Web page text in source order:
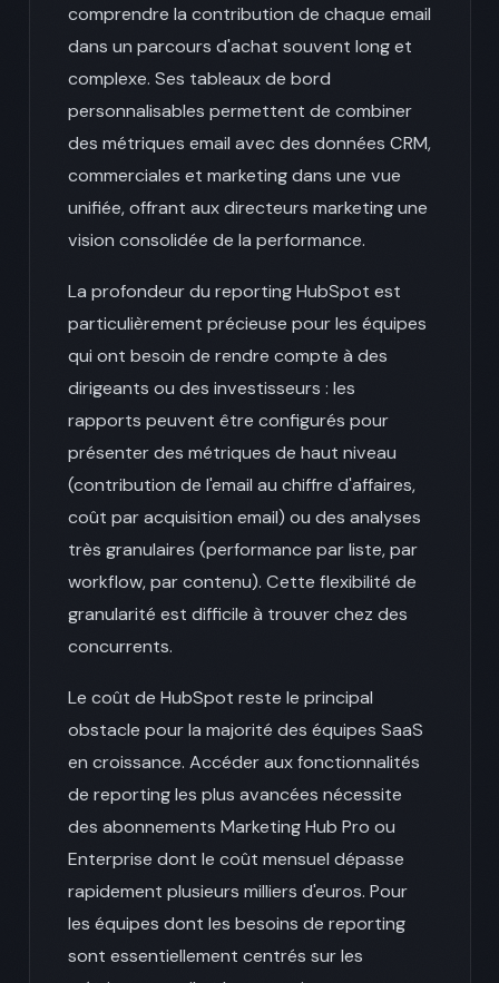
comprendre la contribution de chaque email
dans un parcours d'achat souvent long et
complexe. Ses tableaux de bord
personnalisables permettent de combiner
des métriques email avec des données CRM,
commerciales et marketing dans une vue
unifiée, offrant aux directeurs marketing une
vision consolidée de la performance.
La profondeur du reporting HubSpot est
particulièrement précieuse pour les équipes
qui ont besoin de rendre compte à des
dirigeants ou des investisseurs : les
rapports peuvent être configurés pour
présenter des métriques de haut niveau
(contribution de l'email au chiffre d'affaires,
coût par acquisition email) ou des analyses
très granulaires (performance par liste, par
workflow, par contenu). Cette flexibilité de
granularité est difficile à trouver chez des
concurrents.
Le coût de HubSpot reste le principal
obstacle pour la majorité des équipes SaaS
en croissance. Accéder aux fonctionnalités
de reporting les plus avancées nécessite
des abonnements Marketing Hub Pro ou
Enterprise dont le coût mensuel dépasse
rapidement plusieurs milliers d'euros. Pour
les équipes dont les besoins de reporting
sont essentiellement centrés sur les